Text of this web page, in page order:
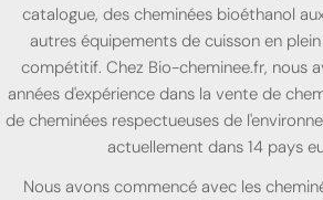
catalogue, des cheminées bioéthanol
autres équipements de cuisson en
compétitif. Chez Bio-cheminee.fr, nous
années d'expérience dans la vente de
de cheminées respectueuses de
actuellement dans 14 pays
Nous avons commencé avec les